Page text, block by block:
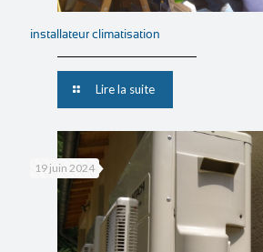
installateur climatisation
Lire la suite
19 juin 2024